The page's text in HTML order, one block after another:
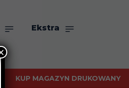
Ekstra
KUP MAGAZYN DRUKOWANY